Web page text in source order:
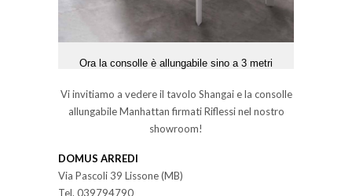
Ora la consolle è allungabile sino a 3 metri
Vi invitiamo a vedere il tavolo Shangai e la consolle
allungabile Manhattan firmati Riflessi nel nostro
showroom!
DOMUS ARREDI
Via Pascoli 39 Lissone (MB)
Tel. 039794790